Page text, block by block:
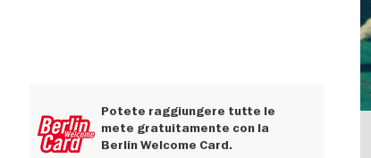
Potete raggiungere tutte le
mete gratuitamente con la
Berlin Welcome Card.